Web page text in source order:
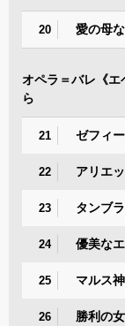
20 愛の母
オペラ＝バレ《
ら
21 ゼフィ
22 アリエ
23 タンブ
24 優美な
25 マルス
26 勝利の